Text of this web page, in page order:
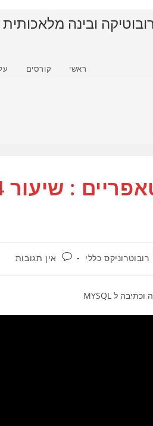
ובינה
ראשי קורסים
רובוטרוניקס כללי תגובות:אין תגובות